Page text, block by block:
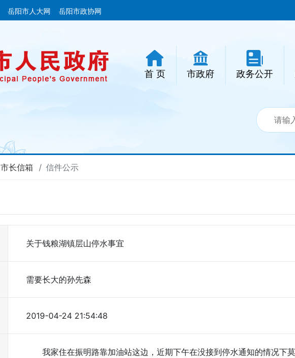
岳阳市人大网 岳阳市政协网
首 页 市政府 政务公开
市长信箱 信件公示
关于钱粮湖镇层山停水事宜
需要长大的孙先森
2019-04-24 21:54:48
我家住在振明路靠加油站这边，近期下午在没接到停水通知的情况下